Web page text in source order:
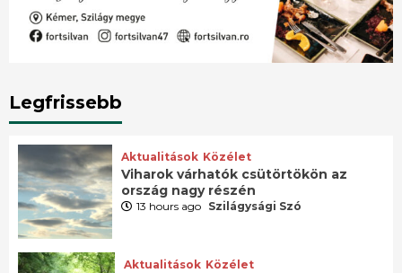
Legfrissebb
Aktualitások Közélet
Viharok várhatók csütörtökön az
ország nagy részén
13 hours ago Szilágysági Szó
Aktualitások Közélet